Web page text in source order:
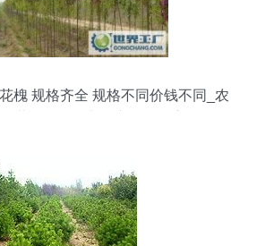
槐 规格齐全 规格不同价钱不同_农